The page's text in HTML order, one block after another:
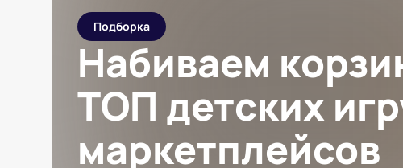
Подборка
Набиваем
ТОП детских
маркетплейсов